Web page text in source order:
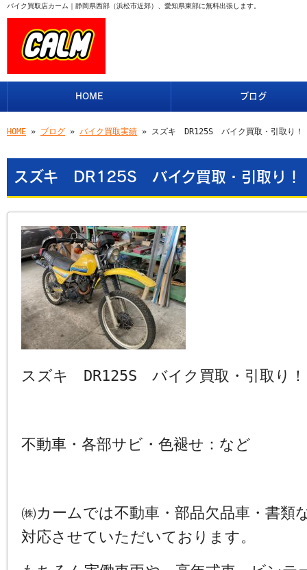
バイク買取店カーム｜静岡県西部（浜松市近郊）、愛知県東部に無料出張します。
HOME ブログ
HOME » ブログ » バイク買取実績 » スズキ DR125S バイク買取・引取り
スズキ DR125S バイク買取・引取り
スズキ DR125S バイク買取・引取り
不動車・各部サビ・色褪せ：など
㈱カームでは不動車・部品欠品車・書類
対応させていただいております。